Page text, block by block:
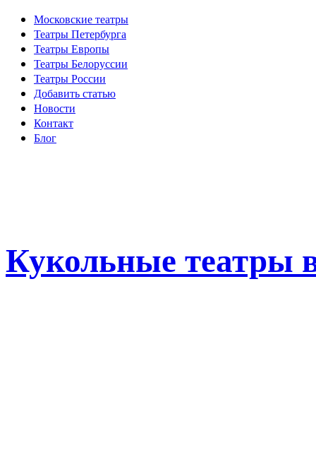
Московские театры
Театры Петербурга
Театры Европы
Театры Белоруссии
Театры России
Добавить статью
Новости
Контакт
Блог
Кукольные театры